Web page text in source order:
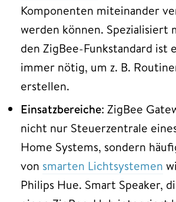
Komponenten miteinander
werden können. Spezialisiert
den ZigBee-Funkstandard ist
immer nötig, um z. B.
erstellen.
Einsatzbereiche: ZigBee
nicht nur Steuerzentrale
Home Systems, sondern
von smarten Lichtsystemen
Philips Hue. Smart Speaker,